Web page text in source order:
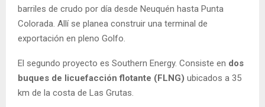
barriles de crudo por día desde Neuquén hasta Punta
Colorada. Allí se planea construir una terminal de
exportación en pleno Golfo.
El segundo proyecto es Southern Energy. Consiste en dos
buques de licuefacción flotante (FLNG) ubicados a 35
km de la costa de Las Grutas.